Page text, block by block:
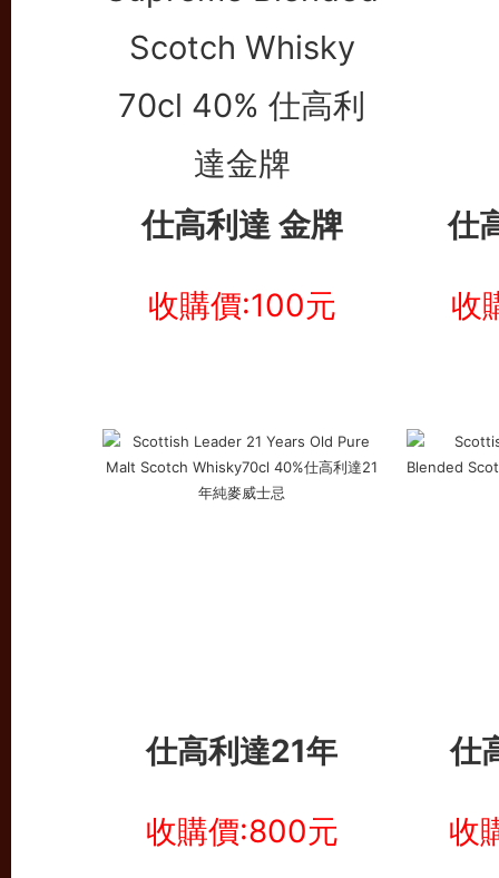
仕高利達 金牌 仕
收購價:100元 收
仕高利達21年 仕
收購價:800元 收